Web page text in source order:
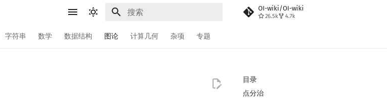
OI-wiki/OI-wiki
26.5k 4.7k
字符串 数学 数据结构 图论 计算几何 杂项 专题
目录
点分治